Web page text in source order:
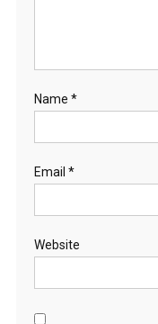
Name *
Email *
Website